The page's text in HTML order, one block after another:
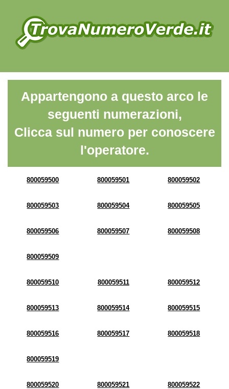
Appartengono a questo arco le
seguenti numerazioni,
Clicca sul numero per conoscere
l'operatore.
800059500 800059501 800059502
800059503 800059504 800059505
800059506 800059507 800059508
800059509
800059510 800059511 800059512
800059513 800059514 800059515
800059516 800059517 800059518
800059519
800059520 800059521 800059522